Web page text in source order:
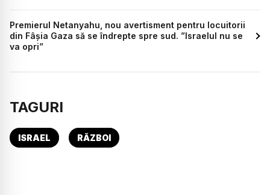
Premierul Netanyahu, nou avertisment pentru locuitorii
din Fâșia Gaza să se îndrepte spre sud. ”Israelul nu se
va opri”
TAGURI
ISRAEL RĂZBOI